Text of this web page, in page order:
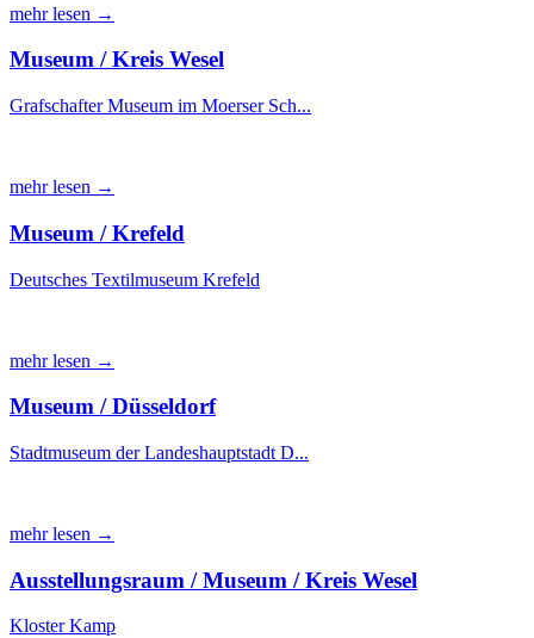
mehr lesen →
Museum / Kreis Wesel
Grafschafter Museum im Moerser Sch...
mehr lesen →
Museum / Krefeld
Deutsches Textilmuseum Krefeld
mehr lesen →
Museum / Düsseldorf
Stadtmuseum der Landeshauptstadt D...
mehr lesen →
Ausstellungsraum / Museum / Kreis Wesel
Kloster Kamp